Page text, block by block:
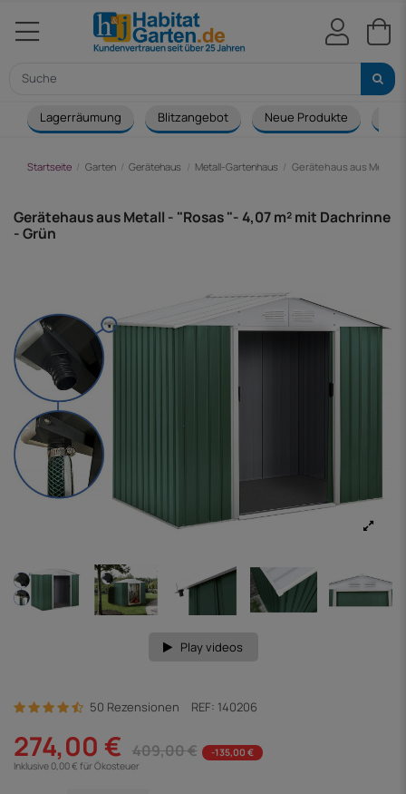
Lagerräumung Blitzangebot Neue Produkte
Startseite Garten Gerätehaus Metall-Gartenhaus Gerätehaus aus Metall -
Gerätehaus aus Metall - "Rosas "- 4,07 m² mit Dachrinne
- Grün
Play videos
50 Rezensionen REF: 140206
274,00 € 409,00 €
-135,00 €
Inklusive 0,00 € für Ökosteuer